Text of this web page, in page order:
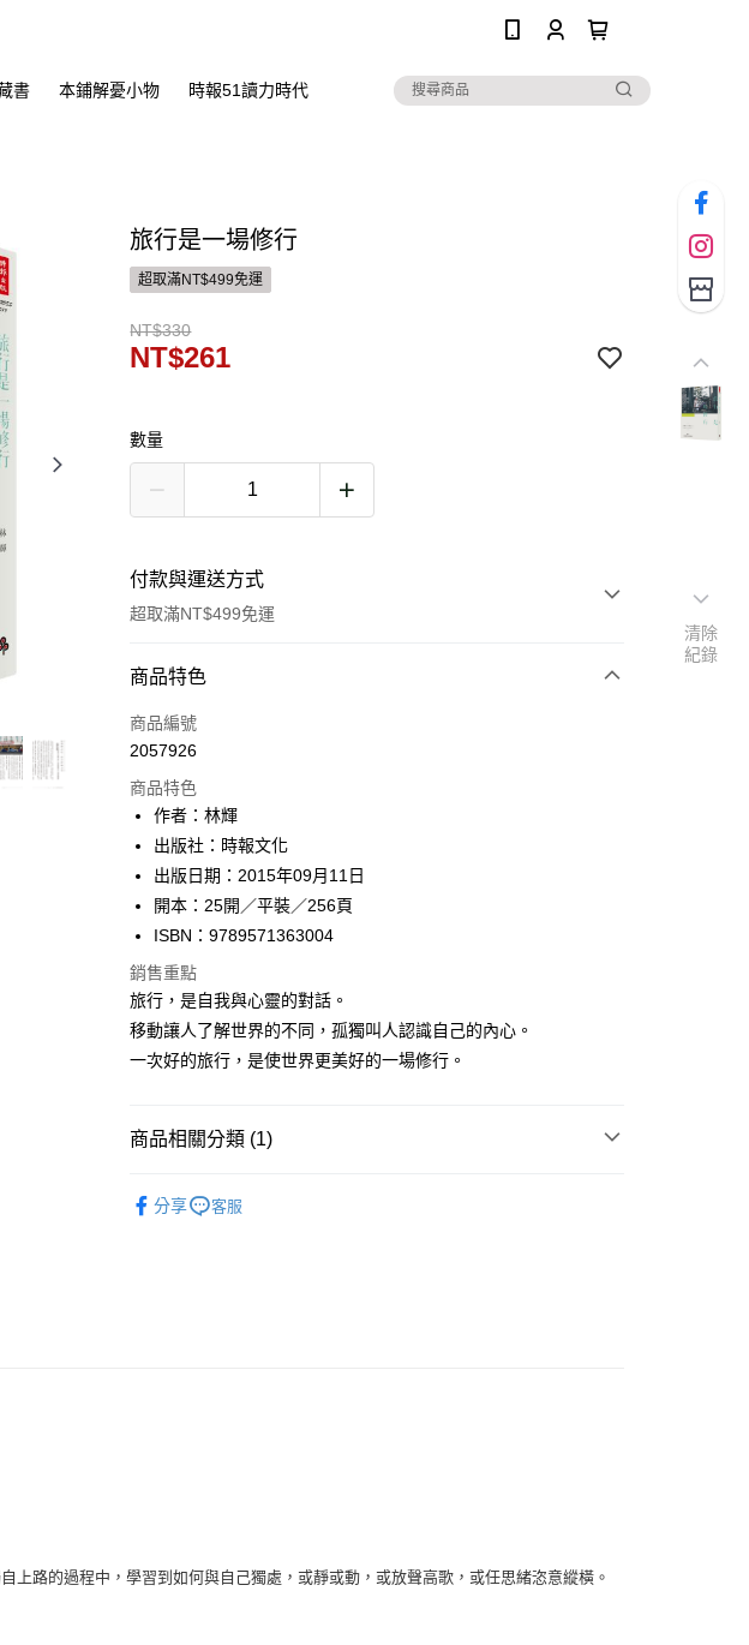
書 本鋪解憂小物 時報51讀力時代
旅行是一場修行
超取滿NT$499免運
NT$330
NT$261
數量
付款與運送方式
超取滿NT$499免運
付款方式
信用卡一次付款
運送方式
付款後全家取貨
每筆NT$60，滿NT$499(含以上)免運費
付款後7-11取貨
每筆NT$60，滿NT$499(含以上)免運費
宅配
每筆NT$100，滿NT$499(含以上)免運費
商品特色
商品編號
2057926
商品特色
作者：林輝
出版社：時報文化
出版日期：2015年09月11日
開本：25開／平裝／256頁
ISBN：9789571363004
銷售重點
旅行，是自我與心靈的對話。
移動讓人了解世界的不同，孤獨叫人認識自己的內心。
一次好的旅行，是使世界更美好的一場修行。
商品相關分類 (1)
分享
客服
上路的過程中，學習到如何與自己獨處，或靜或動，或放聲高歌，或任思緒恣意縱橫。
清除
紀錄